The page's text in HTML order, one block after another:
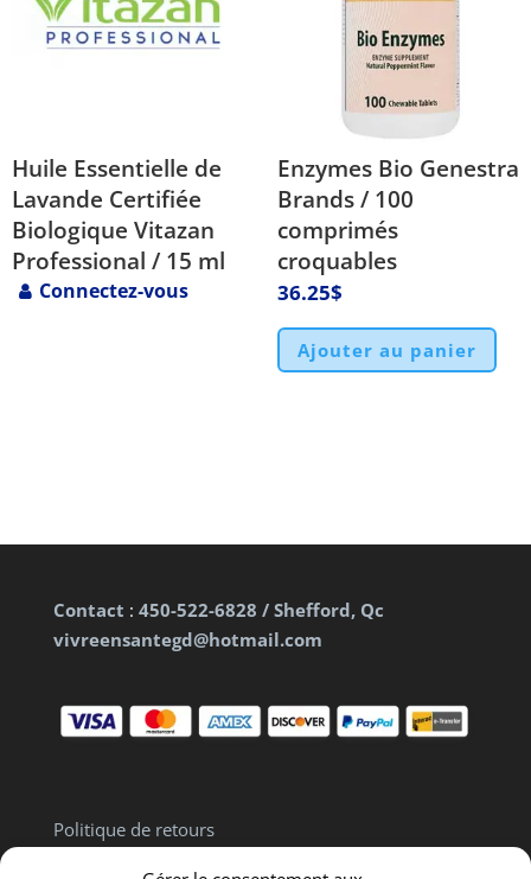
Huile Essentielle de
Lavande Certifiée
Biologique Vitazan
Professional / 15 ml
Connectez-vous
Enzymes Bio Genestra
Brands / 100
comprimés
croquables
36.25$
Ajouter au panier
Contact : 450-522-6828 / Shefford, Qc
vivreensantegd@hotmail.com
Politique de retours